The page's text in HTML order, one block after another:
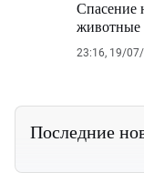
Спасение
животные
23:16, 19/
Последние